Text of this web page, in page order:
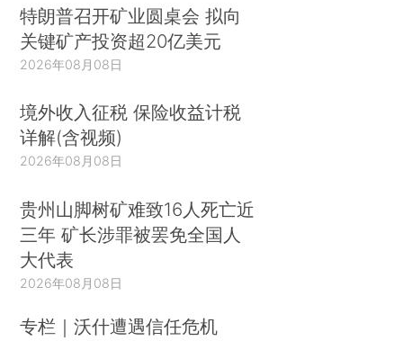
特朗普召开矿业圆桌会 拟向
关键矿产投资超20亿美元
2026年08月08日
境外收入征税 保险收益计税
详解(含视频)
2026年08月08日
贵州山脚树矿难致16人死亡近
三年 矿长涉罪被罢免全国人
大代表
2026年08月08日
专栏｜沃什遭遇信任危机